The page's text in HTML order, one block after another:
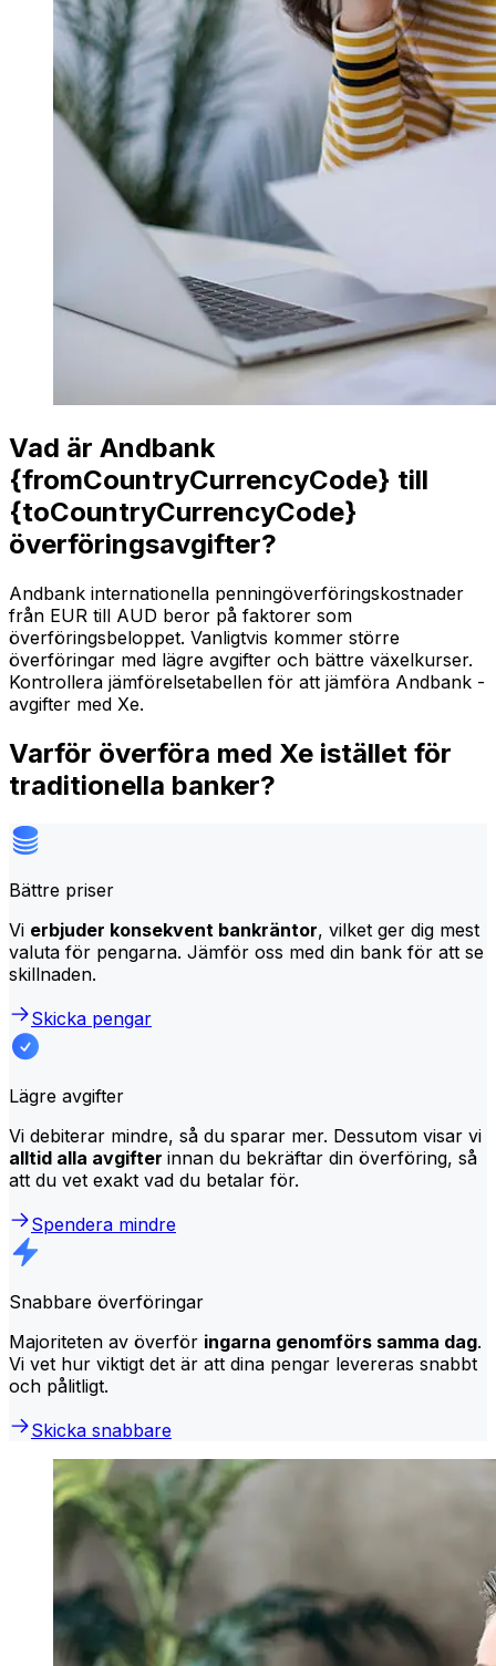
Vad är Andbank
{fromCountryCurrencyCode} till
{toCountryCurrencyCode}
överföringsavgifter?
Andbank internationella penningöverföringskostnader
från EUR till AUD beror på faktorer som
överföringsbeloppet. Vanligtvis kommer större
överföringar med lägre avgifter och bättre växelkurser.
Kontrollera jämförelsetabellen för att jämföra Andbank -
avgifter med Xe.
Varför överföra med Xe istället för
traditionella banker?
Bättre priser
Vi erbjuder konsekvent bankräntor, vilket ger dig mest
valuta för pengarna. Jämför oss med din bank för att se
skillnaden.
Skicka pengar
Lägre avgifter
Vi debiterar mindre, så du sparar mer. Dessutom visar vi
alltid alla avgifter innan du bekräftar din överföring, så
att du vet exakt vad du betalar för.
Spendera mindre
Snabbare överföringar
Majoriteten av överför ingarna genomförs samma dag.
Vi vet hur viktigt det är att dina pengar levereras snabbt
och pålitligt.
Skicka snabbare